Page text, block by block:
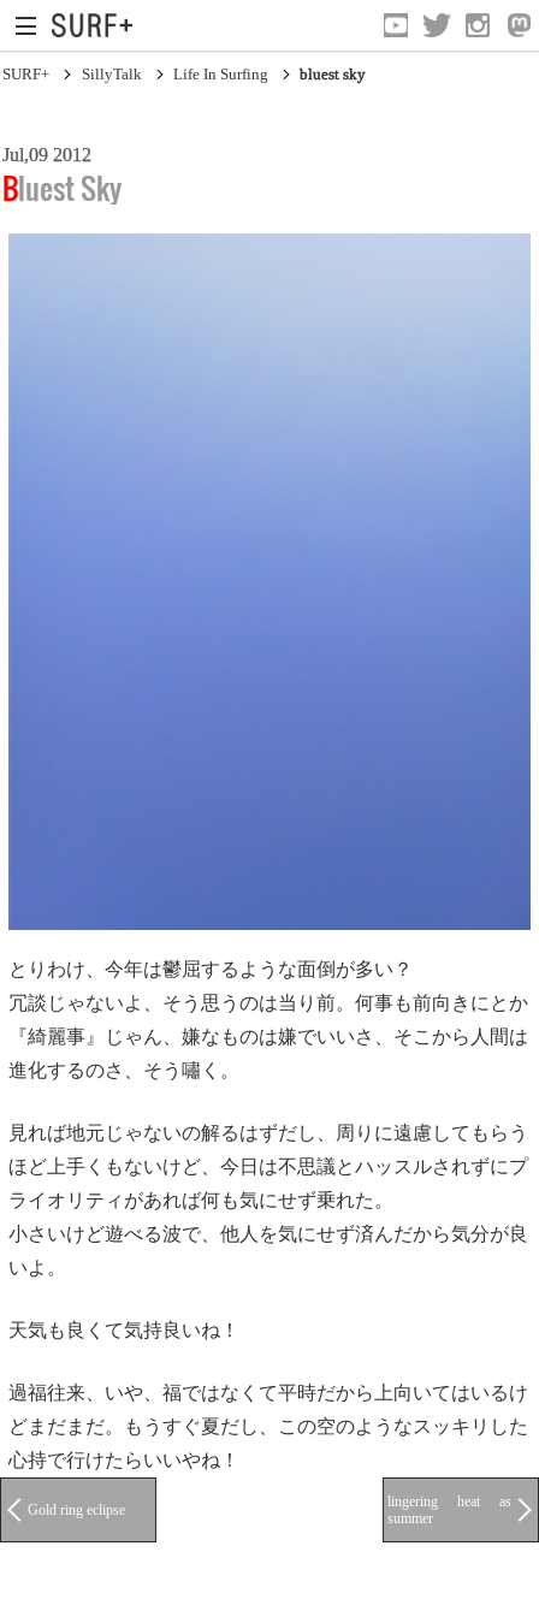
SURF+ SillyTalk Life In Surfing bluest sky
Jul,09 2012
Bluest Sky
とりわけ、今年は鬱屈するような面倒が多い？
冗談じゃないよ、そう思うのは当り前。何事も前向きにとか
『綺麗事』じゃん、嫌なものは嫌でいいさ、そこから人間は
進化するのさ、そう嘯く。
見れば地元じゃないの解るはずだし、周りに遠慮してもらう
ほど上手くもないけど、今日は不思議とハッスルされずにプ
ライオリティがあれば何も気にせず乗れた。
小さいけど遊べる波で、他人を気にせず済んだから気分が良
いよ。
天気も良くて気持良いね！
過福往来、いや、福ではなくて平時だから上向いてはいるけ
どまだまだ。もうすぐ夏だし、この空のようなスッキリした
心持で行けたらいいやね！
Gold ring eclipse
lingering heat as
summer